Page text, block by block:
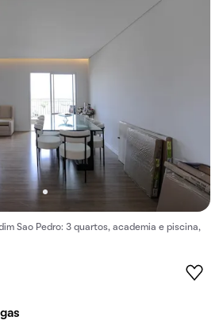
Sao Pedro: 3 quartos, academia e piscina,